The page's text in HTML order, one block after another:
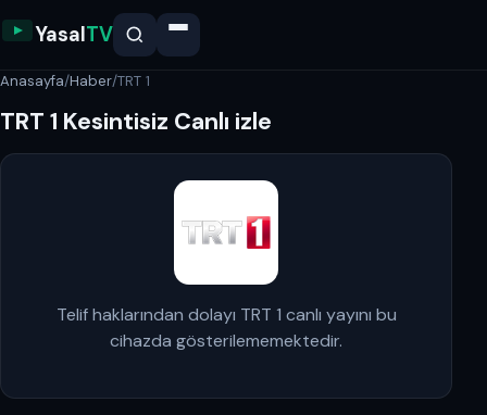
YasalTV
Anasayfa/Haber/TRT 1
TRT 1 Kesintisiz Canlı izle
Telif haklarından dolayı TRT 1 canlı yayını bu
cihazda gösterilememektedir.